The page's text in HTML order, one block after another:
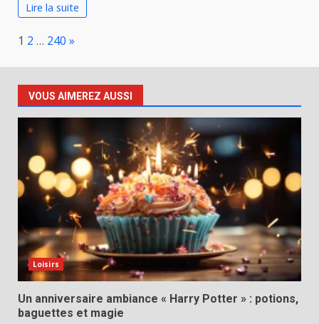
Lire la suite
Page:
1 2 … 240 Next
»
VOUS AIMEREZ AUSSI
Loisirs
Un anniversaire ambiance « Harry Potter » : potions,
baguettes et magie